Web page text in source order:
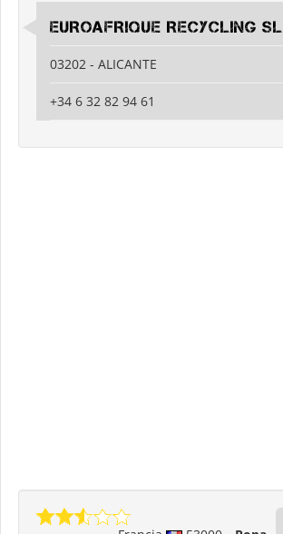
EUROAFRIQUE RECYCLING SL
03202 - ALICANTE
+34 6 32 82 94 61